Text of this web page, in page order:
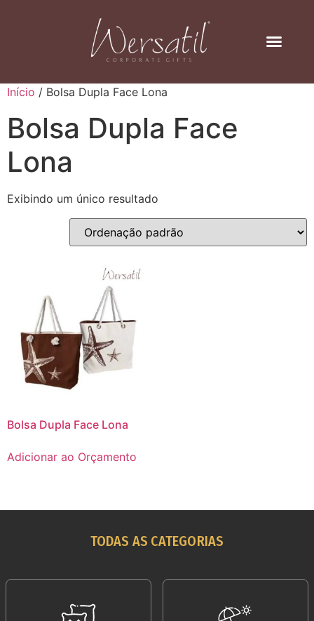
Início / Bolsa Dupla Face Lona
Bolsa Dupla Face
Lona
Exibindo um único resultado
Bolsa Dupla Face Lona
Adicionar ao Orçamento
TODAS AS CATEGORIAS